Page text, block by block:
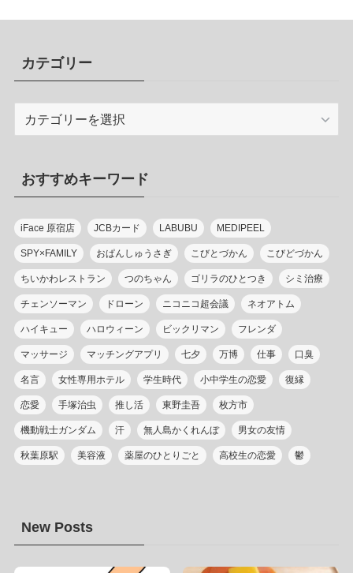
カテゴリー
リ
ー
おすすめキーワード
iFace 原宿店 JCBカード LABUBU MEDIPEEL
SPY×FAMILY おぱんしゅうさぎ こびとづかん こびどづかん
ちいかわレストラン つのちゃん ゴリラのひとつき シミ治療
チェンソーマン ドローン ニコニコ超会議 ネオアトム
ハイキュー ハロウィーン ビックリマン フレンダ
マッサージ マッチングアプリ 七夕 万博 仕事 口臭
名言 女性専用ホテル 学生時代 小中学生の恋愛 復縁
恋愛 手塚治虫 推し活 東野圭吾 枚方市
機動戦士ガンダム 汗 無人島かくれんぼ 男女の友情
秋葉原駅 美容液 薬屋のひとりごと 高校生の恋愛 鬱
New Posts